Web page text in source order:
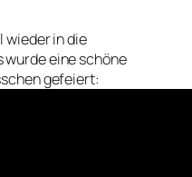
wieder in die
wurde eine schöne
gefeiert: